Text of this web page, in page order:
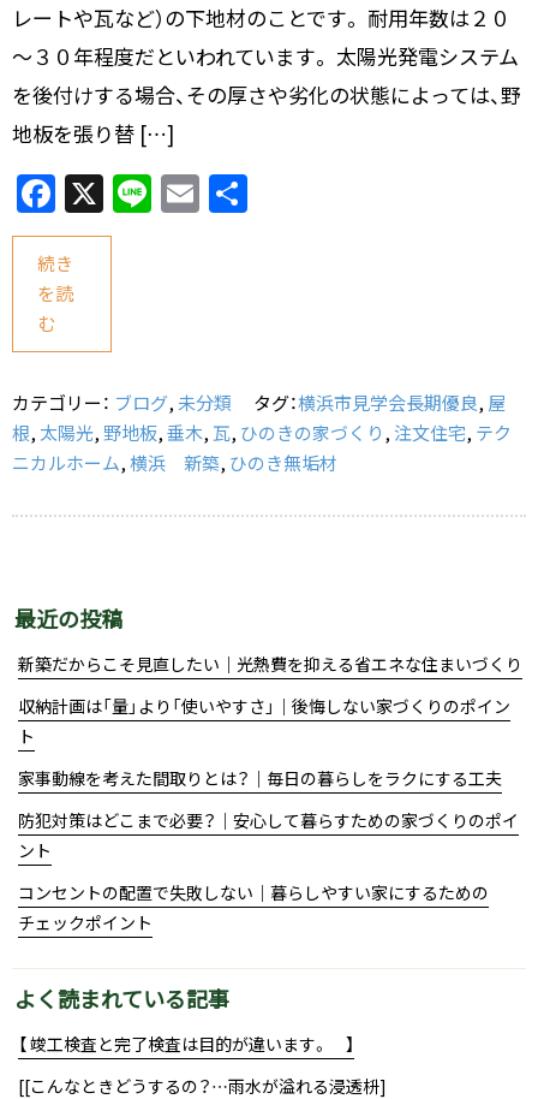
レートや瓦など）の下地材のことです。 耐用年数は２０
～３０年程度だといわれています。 太陽光発電システム
を後付けする場合、その厚さや劣化の状態によっては、野
地板を張り替 […]
F
a
c
e
b
o
o
k
X Li
n
E
m
続き
を読
む
カテゴリー： ブログ,未分類 タグ：横浜市見学会長期優良, 屋
根, 太陽光,野地板,垂木, 瓦, ひのきの家づくり,注文住宅, テク
ニカルホーム,横浜 新築, ひのき無垢材
最近の投稿
新築だからこそ見直したい｜光熱費を抑える省エネな住まいづくり
収納計画は「量」より「使いやすさ」｜後悔しない家づくりのポイン
ト
家事動線を考えた間取りとは？｜毎日の暮らしをラクにする工夫
防犯対策はどこまで必要？｜安心して暮らすための家づくりのポイ
ント
コンセントの配置で失敗しない｜暮らしやすい家にするための
チェックポイント
よく読まれている記事
【 竣工検査と完了検査は目的が違います。 】
[[こんなときどうするの？…雨水が溢れる浸透枡]